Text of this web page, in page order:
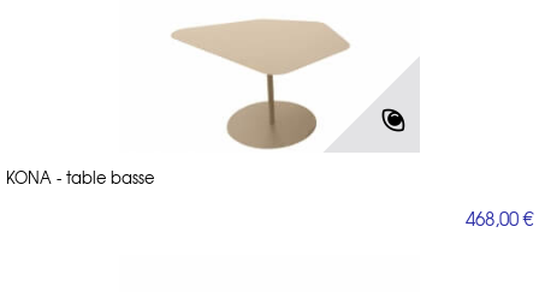
KONA - table basse
468,00 €